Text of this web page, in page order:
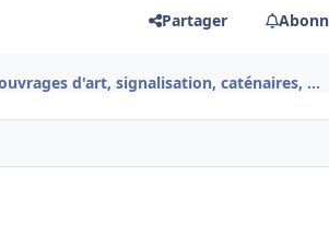
Partager
d'art, signalisation, caténaires, ...